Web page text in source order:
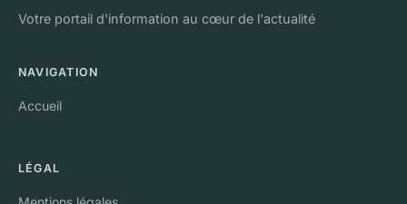
Votre portail d'information au cœur de l'actualité
NAVIGATION
Accueil
LÉGAL